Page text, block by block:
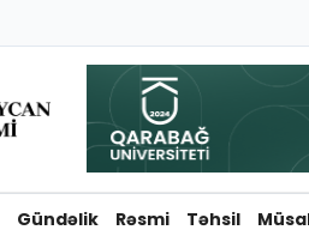
Gündəlik Rəsmi Təhsil
Qeydiyyat